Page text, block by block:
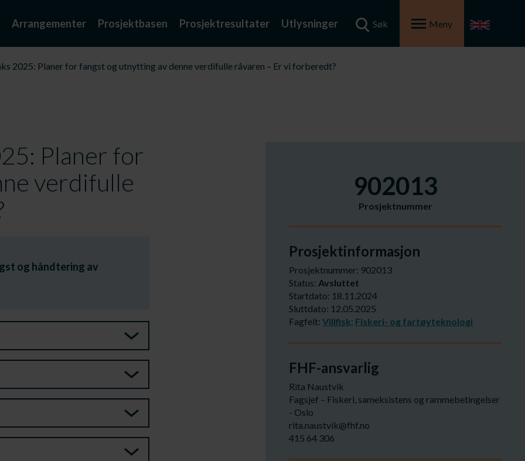
Arrangementer Prosjektbasen Prosjektresultater Utlysninger Søk Meny
2025: Planer for fangst og utnytting av denne verdifulle råvaren – Er vi forberedt?
Planer for
verdifulle
og håndtering av
902013
Prosjektnummer
Prosjektinformasjon
Prosjektnummer: 902013
Status: Avsluttet
Startdato: 18.11.2024
Sluttdato: 12.05.2025
Fagfelt: Villfisk; Fiskeri- og fartøyteknologi
FHF-ansvarlig
Rita Naustvik
Fagsjef – Fiskeri, sameksistens og rammebetingelser
- Oslo
rita.naustvik@fhf.no
415 64 306